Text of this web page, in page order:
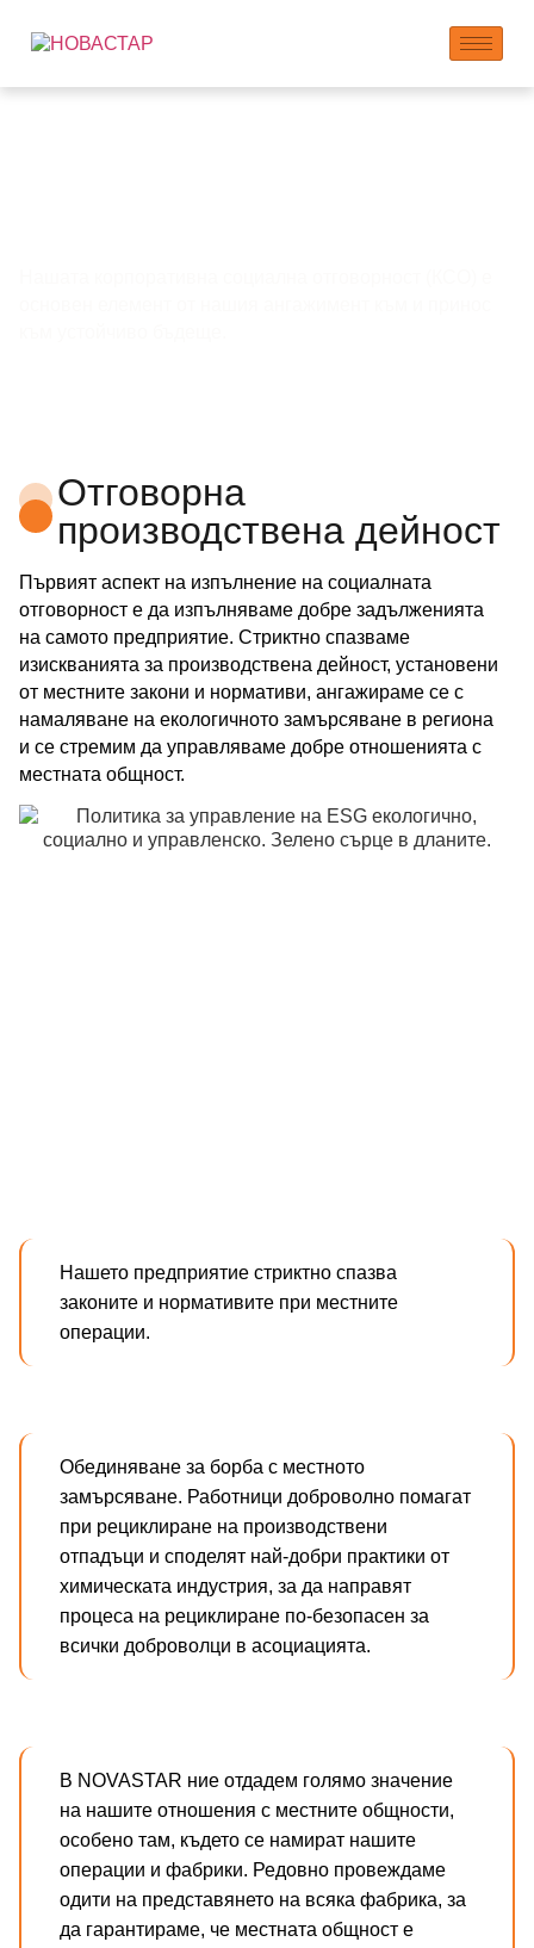
Отговорна
производствена дейност
Първият аспект на изпълнение на социалната
отговорност е да изпълняваме добре задълженията
на самото предприятие. Стриктно спазваме
изискванията за производствена дейност, установени
от местните закони и нормативи, ангажираме се с
намаляване на екологичното замърсяване в региона
и се стремим да управляваме добре отношенията с
местната общност.
Нашето предприятие стриктно спазва
законите и нормативите при местните
операции.
Обединяване за борба с местното
замърсяване. Работници доброволно помагат
при рециклиране на производствени
отпадъци и споделят най-добри практики от
химическата индустрия, за да направят
процеса на рециклиране по-безопасен за
всички доброволци в асоциацията.
В NOVASTAR ние отдадем голямо значение
на нашите отношения с местните общности,
особено там, където се намират нашите
операции и фабрики. Редовно провеждаме
одити на представянето на всяка фабрика, за
да гарантираме, че местната общност е